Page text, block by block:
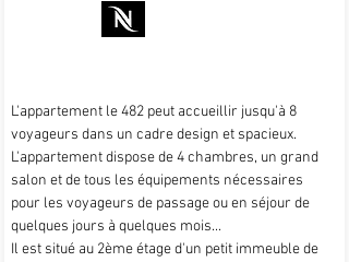
L'appartement le 482 peut accueillir jusqu'à 8
voyageurs dans un cadre design et spacieux.
L'appartement dispose de 4 chambres, un grand
salon et de tous les équipements nécessaires
pour les voyageurs de passage ou en séjour de
quelques jours à quelques mois...
Il est situé au 2ème étage d'un petit immeuble de